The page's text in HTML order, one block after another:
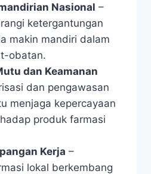
Nasional –
ketergantungan
makin mandiri dalam
obatan.
dan Keamanan
dan pengawasan
menjaga kepercayaan
produk farmasi
Kerja –
lokal berkembang